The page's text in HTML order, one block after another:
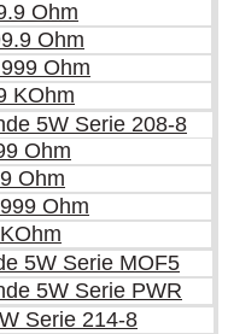
Ohm
Ohm
Ohm
KOhm
5W Serie 208-8
Ohm
Ohm
Ohm
5W Serie MOF5
5W Serie PWR
Serie 214-8